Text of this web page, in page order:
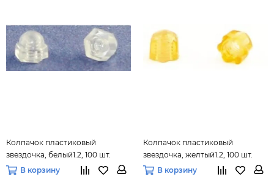
Колпачок пластиковый
звездочка, белый1.2, 100 шт.
В корзину
Колпачок пластиковый
звездочка, желтый1.2, 100 шт.
В корзину